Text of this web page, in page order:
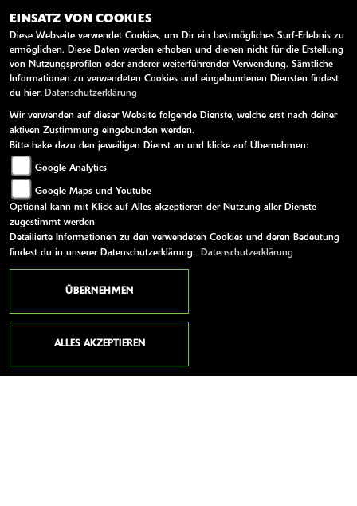
Hauptstr. 119-121
67365 Schwegenheim
Deutschland
Telefon:
0049 (0)6344 / 2323
Tel. mobil:
4915256539917
Website:
http://www.kawasaki-heinrich.de
E-Mail:
kawasaki-heinrich@t-online.de
ÖFFNUNGSZEITEN
Montag:
geschlossen
EINSATZ VON COOKIES
Diese Webseite verwendet Cookies, um Dir ein bestmögliches Surf-Erlebnis zu
ermöglichen. Diese Daten werden erhoben und dienen nicht für die Erstellung
von Nutzungsprofilen oder anderer weiterführender Verwendung. Sämtliche
Informationen zu verwendeten Cookies und eingebundenen Diensten findest
du hier: Datenschutzerklärung
Wir verwenden auf dieser Website folgende Dienste, welche erst nach deiner
aktiven Zustimmung eingebunden werden.
Bitte hake dazu den jeweiligen Dienst an und klicke auf Übernehmen:
Google Analytics
Google Maps und Youtube
Optional kann mit Klick auf Alles akzeptieren der Nutzung aller Dienste
zugestimmt werden
Detailierte Informationen zu den verwendeten Cookies und deren Bedeutung
findest du in unserer Datenschutzerklärung:
Datenschutzerklärung
ÜBERNEHMEN
ALLES AKZEPTIEREN